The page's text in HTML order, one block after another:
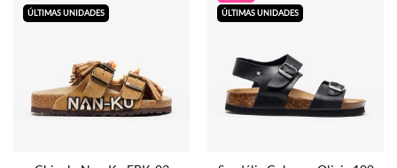
ÚLTIMAS UNIDADES
ÚLTIMAS UNIDADES